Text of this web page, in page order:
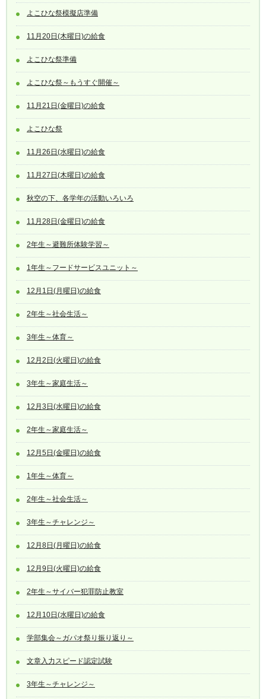
よこひな祭模擬店準備
11月20日(木曜日)の給食
よこひな祭準備
よこひな祭～もうすぐ開催～
11月21日(金曜日)の給食
よこひな祭
11月26日(水曜日)の給食
11月27日(木曜日)の給食
秋空の下、各学年の活動いろいろ
11月28日(金曜日)の給食
2年生～避難所体験学習～
1年生～フードサービスユニット～
12月1日(月曜日)の給食
2年生～社会生活～
3年生～体育～
12月2日(火曜日)の給食
3年生～家庭生活～
12月3日(水曜日)の給食
2年生～家庭生活～
12月5日(金曜日)の給食
1年生～体育～
2年生～社会生活～
3年生～チャレンジ～
12月8日(月曜日)の給食
12月9日(火曜日)の給食
2年生～サイバー犯罪防止教室
12月10日(水曜日)の給食
学部集会～ガパオ祭り振り返り～
文章入力スピード認定試験
3年生～チャレンジ～